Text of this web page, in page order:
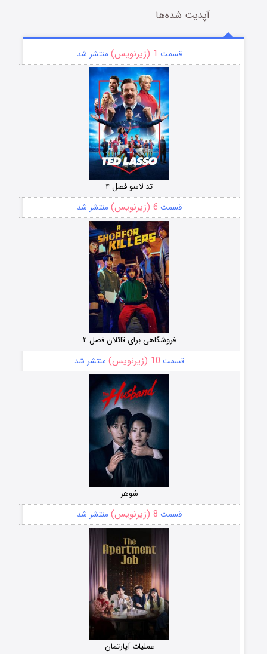
آپدیت شده‌ها
قسمت 1 (زیرنویس) منتشر شد
تد لاسو فصل ۴
قسمت 6 (زیرنویس) منتشر شد
فروشگاهی برای قاتلان فصل ۲
قسمت 10 (زیرنویس) منتشر شد
شوهر
قسمت 8 (زیرنویس) منتشر شد
عملیات آپارتمان